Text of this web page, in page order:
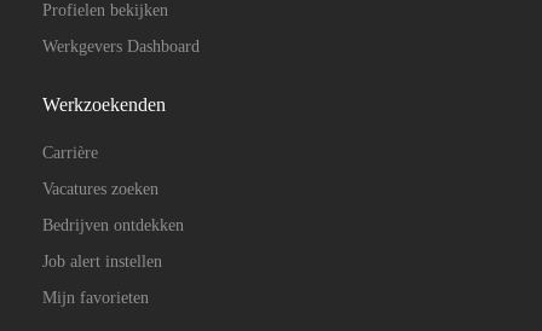
Profielen bekijken
Werkgevers Dashboard
Werkzoekenden
Carrière
Vacatures zoeken
Bedrijven ontdekken
Job alert instellen
Mijn favorieten